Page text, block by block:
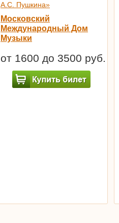
А.С. Пушкина»
Московский
Международный Дом
Музыки
от 1600 до 3500 руб.